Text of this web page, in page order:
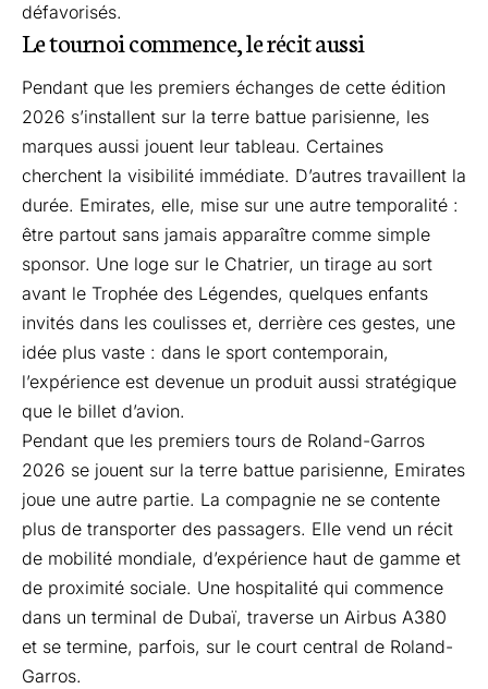
défavorisés.
Le tournoi commence, le récit aussi
Pendant que les premiers échanges de cette édition
2026 s’installent sur la terre battue parisienne, les
marques aussi jouent leur tableau. Certaines
cherchent la visibilité immédiate. D’autres travaillent la
durée. Emirates, elle, mise sur une autre temporalité :
être partout sans jamais apparaître comme simple
sponsor. Une loge sur le Chatrier, un tirage au sort
avant le Trophée des Légendes, quelques enfants
invités dans les coulisses et, derrière ces gestes, une
idée plus vaste : dans le sport contemporain,
l’expérience est devenue un produit aussi stratégique
que le billet d’avion.
Pendant que les premiers tours de Roland-Garros
2026 se jouent sur la terre battue parisienne, Emirates
joue une autre partie. La compagnie ne se contente
plus de transporter des passagers. Elle vend un récit
de mobilité mondiale, d’expérience haut de gamme et
de proximité sociale. Une hospitalité qui commence
dans un terminal de Dubaï, traverse un Airbus A380
et se termine, parfois, sur le court central de Roland-
Garros.